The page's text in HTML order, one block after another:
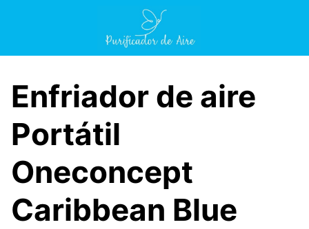
Enfriador de aire
Portátil
Oneconcept
Caribbean Blue